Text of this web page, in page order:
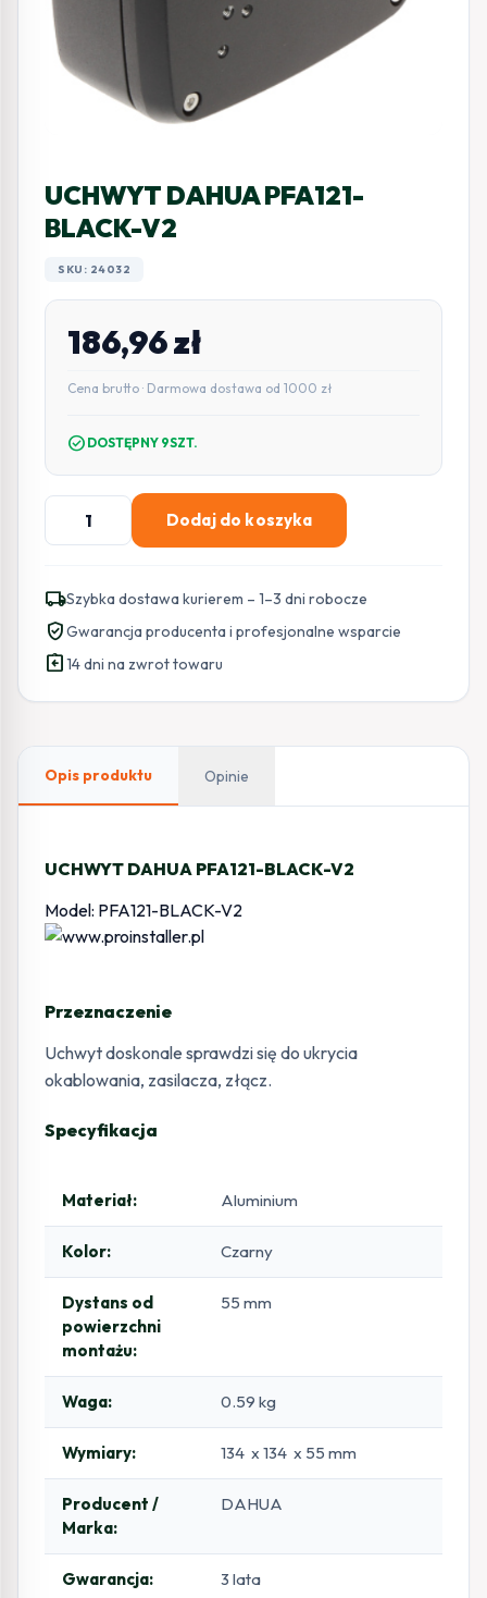
UCHWYT DAHUA PFA121-
BLACK-V2
SKU: 24032
186,96zł
Cena brutto · Darmowa dostawa od 1000 zł
check_circle DOSTĘPNY 9SZT.
ilość
UCHWYT
PFA121-
BLACK-
V2
Dodaj do koszyka
local_shippingSzybka dostawa kurierem – 1–3 dni robocze
verified_userGwarancja producenta i profesjonalne wsparcie
assignment_return14 dni na zwrot towaru
Opis produktu Opinie
UCHWYT DAHUA PFA121-BLACK-V2
Model: PFA121-BLACK-V2
Przeznaczenie
Uchwyt doskonale sprawdzi się do ukrycia
okablowania, zasilacza, złącz.
Specyfikacja
Materiał: Aluminium
Kolor: Czarny
Dystans od
powierzchni
montażu:
55 mm
Waga: 0.59 kg
Wymiary: 134 x 134 x 55 mm
Producent /
Marka:
DAHUA
Gwarancja: 3 lata